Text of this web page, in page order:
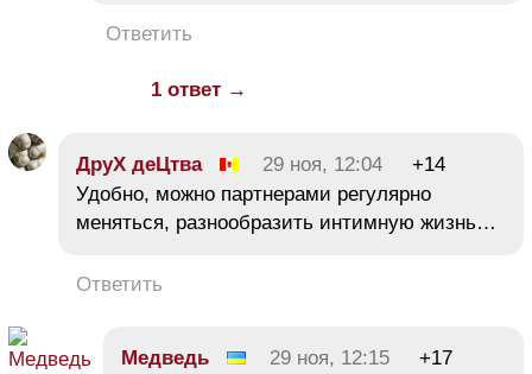
Ответить
1 ответ →
ДруХ деЦтва 29 ноя, 12:04
+14
Удобно, можно партнерами регулярно
меняться, разнообразить интимную жизнь…
Ответить
Медведь 29 ноя, 12:15 +17